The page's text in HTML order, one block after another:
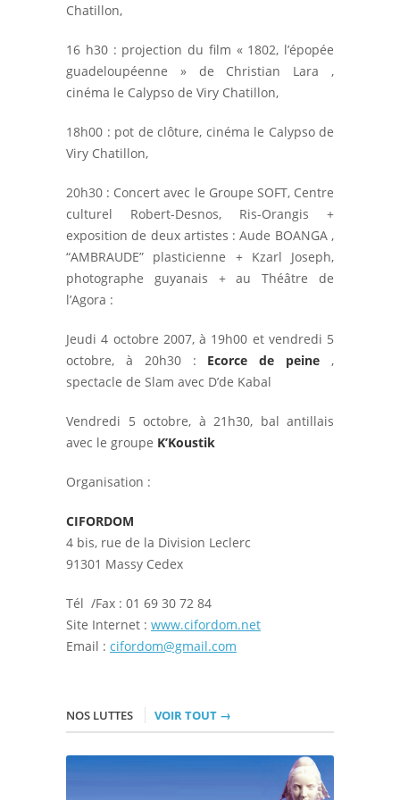
Chatillon,
16 h30 : projection du film « 1802, l’épopée
guadeloupéenne » de Christian Lara ,
cinéma le Calypso de Viry Chatillon,
18h00 : pot de clôture, cinéma le Calypso de
Viry Chatillon,
20h30 : Concert avec le Groupe SOFT, Centre
culturel Robert-Desnos, Ris-Orangis +
exposition de deux artistes : Aude BOANGA ,
“AMBRAUDE” plasticienne + Kzarl Joseph,
photographe guyanais + au Théâtre de
l’Agora :
Jeudi 4 octobre 2007, à 19h00 et vendredi 5
octobre, à 20h30 : Ecorce de peine ,
spectacle de Slam avec D’de Kabal
Vendredi 5 octobre, à 21h30, bal antillais
avec le groupe K’Koustik
Organisation :
CIFORDOM
4 bis, rue de la Division Leclerc
91301 Massy Cedex
Tél /Fax : 01 69 30 72 84
Site Internet : www.cifordom.net
Email : cifordom@gmail.com
NOS LUTTES VOIR TOUT →